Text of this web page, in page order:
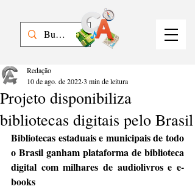
Projeto disponibiliza
bibliotecas digitais pelo Brasil
Redação
10 de ago. de 20223 min de leitura
Bibliotecas estaduais e municipais de todo
o Brasil ganham plataforma de biblioteca
digital com milhares de audiolivros e e-
books